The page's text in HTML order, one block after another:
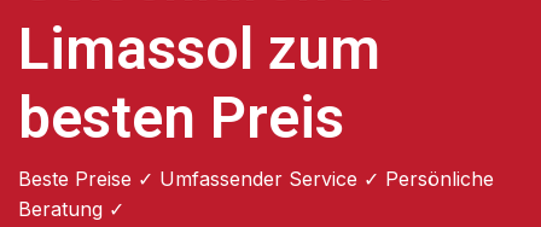
Limassol zum
besten Preis
Beste Preise ✓ Umfassender Service ✓ Persönliche
Beratung ✓